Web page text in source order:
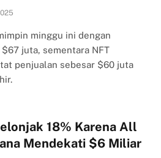
minggu ini dengan
juta, sementara NFT
penjualan sebesar $60 juta
18% Karena All
Mendekati $6 Miliar